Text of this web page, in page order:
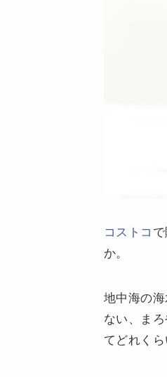
コストコ
か。
地中海の
ない、ま
てどれく